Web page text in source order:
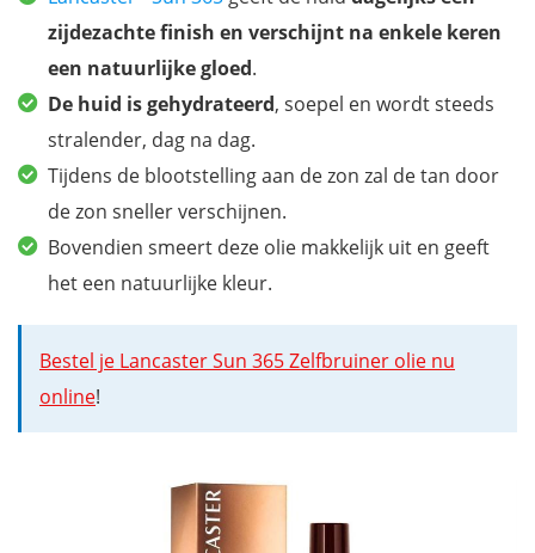
zijdezachte finish en verschijnt na enkele keren
een natuurlijke gloed.
De huid is gehydrateerd, soepel en wordt steeds
stralender, dag na dag.
Tijdens de blootstelling aan de zon zal de tan door
de zon sneller verschijnen.
Bovendien smeert deze olie makkelijk uit en geeft
het een natuurlijke kleur.
Bestel je Lancaster Sun 365 Zelfbruiner olie nu
online!